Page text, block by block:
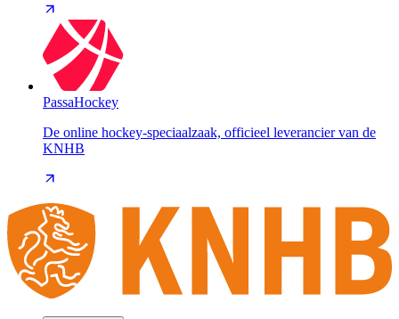
PassaHockey
De online hockey-speciaalzaak, officieel leverancier van de
KNHB